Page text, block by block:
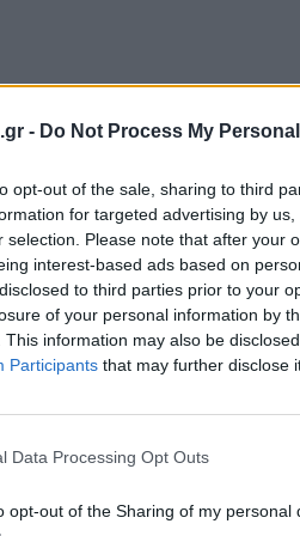
- Do Not Process My
opt-out of the sale, sharing to third
for targeted advertising by
selection. Please note that after your
interest-based ads based on
to third parties prior to your
of your personal information by
This information may also be
Participants that may further disclose
Data Processing Opt Outs
opt-out of the Sharing of my personal
σύσκεψη στο
νέα έκτακτη σύσκεψη
Γιώργο Γεραπετρίτη,